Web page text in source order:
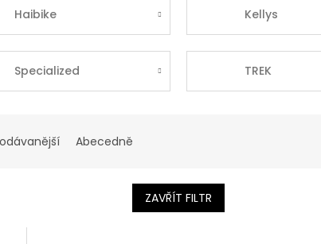
Haibike Kellys
Specialized TREK
Abecedně
ZAVŘÍT FILTR